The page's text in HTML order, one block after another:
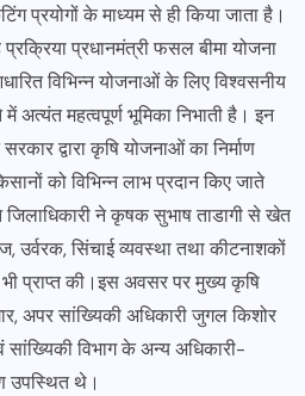
प्रयोगों के माध्यम से ही किया जाता है।
प्रक्रिया प्रधानमंत्री फसल बीमा योजना
विभिन्न योजनाओं के लिए विश्वसनीय
अत्यंत महत्वपूर्ण भूमिका निभाती है। इन
द्वारा कृषि योजनाओं का निर्माण
को विभिन्न लाभ प्रदान किए जाते
जिलाधिकारी ने कृषक सुभाष ताडागी से खेत
उर्वरक, सिंचाई व्यवस्था तथा कीटनाशकों
प्राप्त की।इस अवसर पर मुख्य कृषि
अपर सांख्यिकी अधिकारी जुगल किशोर
सांख्यिकी विभाग के अन्य अधिकारी-
उपस्थित थे।